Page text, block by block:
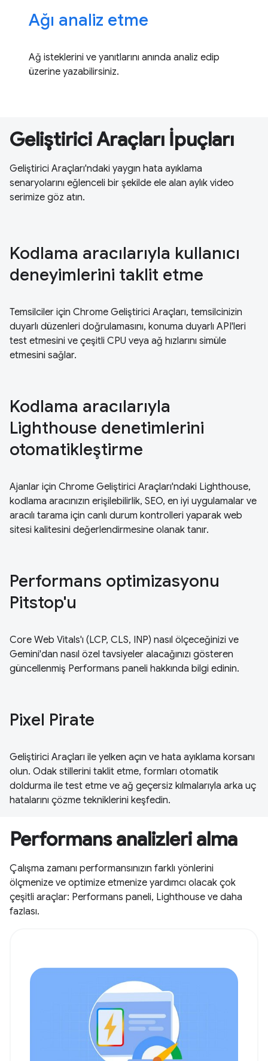
Ağı analiz etme
Ağ isteklerini ve yanıtlarını anında analiz edip
üzerine yazabilirsiniz.
Geliştirici Araçları İpuçları
Geliştirici Araçları'ndaki yaygın hata ayıklama
senaryolarını eğlenceli bir şekilde ele alan aylık video
serimize göz atın.
Kodlama aracılarıyla kullanıcı
deneyimlerini taklit etme
Temsilciler için Chrome Geliştirici Araçları, temsilcinizin
duyarlı düzenleri doğrulamasını, konuma duyarlı API'leri
test etmesini ve çeşitli CPU veya ağ hızlarını simüle
etmesini sağlar.
Kodlama aracılarıyla
Lighthouse denetimlerini
otomatikleştirme
Ajanlar için Chrome Geliştirici Araçları'ndaki Lighthouse,
kodlama aracınızın erişilebilirlik, SEO, en iyi uygulamalar ve
aracılı tarama için canlı durum kontrolleri yaparak web
sitesi kalitesini değerlendirmesine olanak tanır.
Performans optimizasyonu
Pitstop'u
Core Web Vitals'ı (LCP, CLS, INP) nasıl ölçeceğinizi ve
Gemini'dan nasıl özel tavsiyeler alacağınızı gösteren
güncellenmiş Performans paneli hakkında bilgi edinin.
Pixel Pirate
Geliştirici Araçları ile yelken açın ve hata ayıklama korsanı
olun. Odak stillerini taklit etme, formları otomatik
doldurma ile test etme ve ağ geçersiz kılmalarıyla arka uç
hatalarını çözme tekniklerini keşfedin.
Performans analizleri alma
Çalışma zamanı performansınızın farklı yönlerini
ölçmenize ve optimize etmenize yardımcı olacak çok
çeşitli araçlar: Performans paneli, Lighthouse ve daha
fazlası.